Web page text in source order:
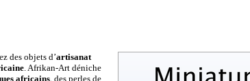
des objets d’artisanat
. Afrikan-Art déniche
africains, des perles de